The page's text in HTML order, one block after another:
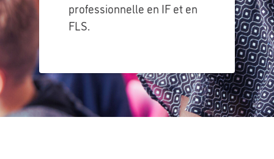
professionnelle en IF et en
FLS.